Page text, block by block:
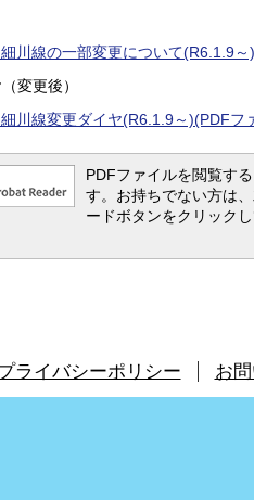
川線の一部変更について(R6.1.9
変更後）
川線変更ダイヤ(R6.1.9～)(PDFフ
PDFファイルを閲覧す
す。お持ちでない方は
ードボタンをクリック
ライバシーポリシー お